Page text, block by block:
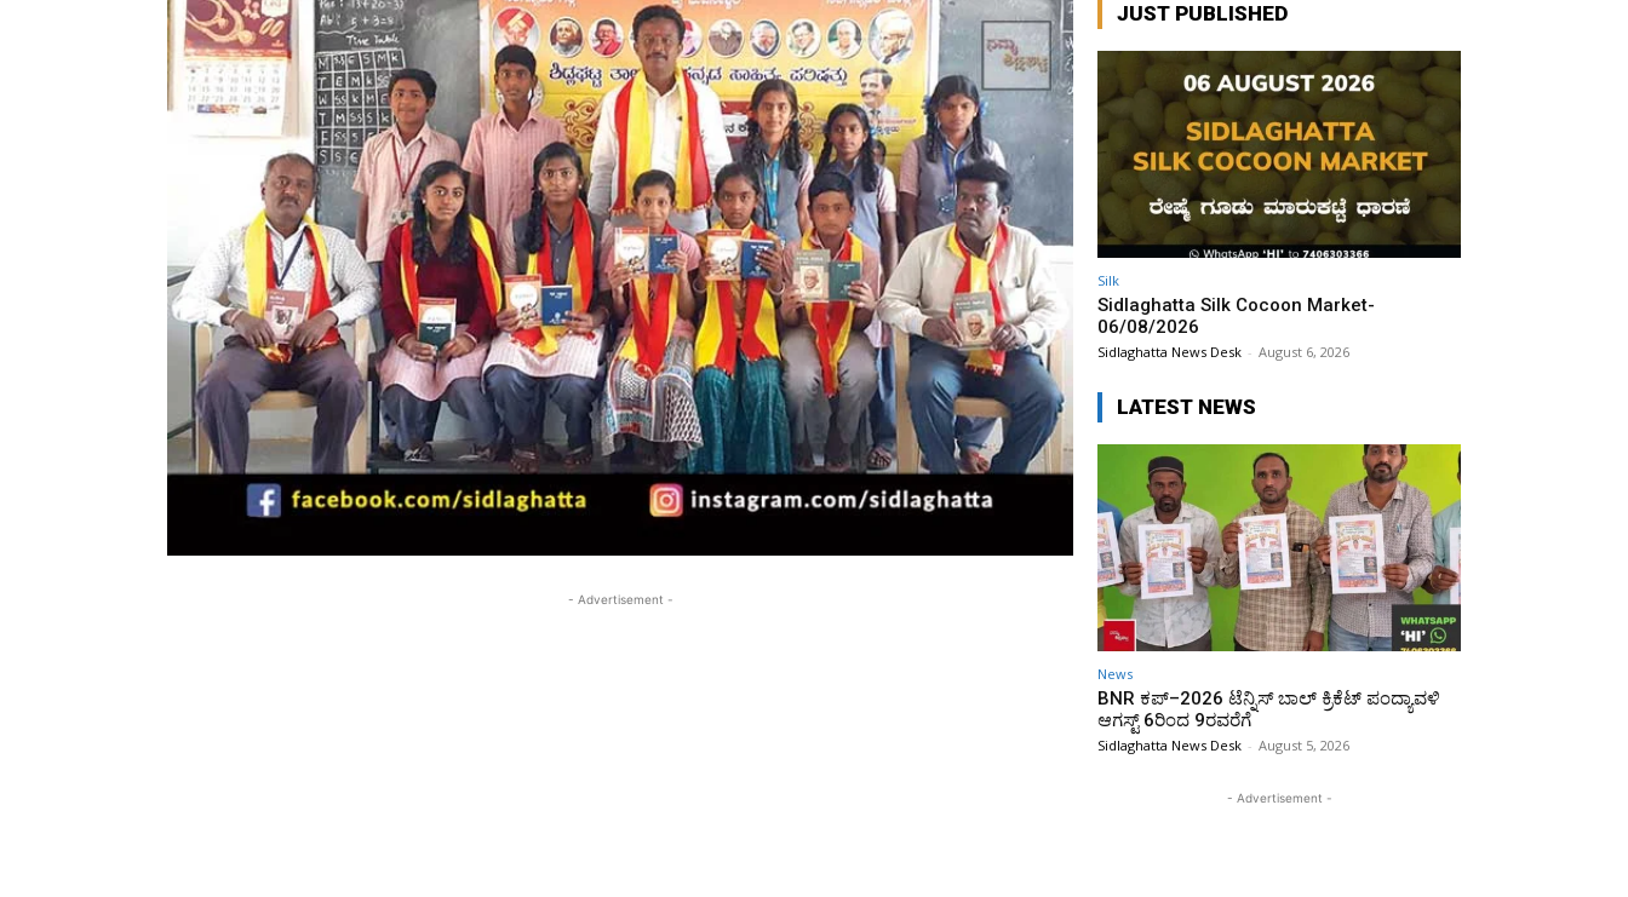
- Advertisement -
JUST PUBLISHED
Silk
Sidlaghatta Silk Cocoon Market-
06/08/2026
Sidlaghatta News Desk - August 6, 2026
LATEST NEWS
News
BNR ಕಪ್–2026 ಟೆನ್ನಿಸ್ ಬಾಲ್ ಕ್ರಿಕೆಟ್ ಪಂದ್ಯಾವಳಿ
ಆಗಸ್ಟ್ 6ರಿಂದ 9ರವರೆಗೆ
Sidlaghatta News Desk - August 5, 2026
- Advertisement -